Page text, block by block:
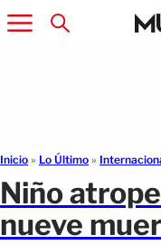
Inicio » Lo Último »
Niño
nueve